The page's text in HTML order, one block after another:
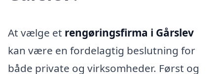
At vælge et rengøringsfirma i Gårslev
kan være en fordelagtig beslutning for
både private og virksomheder. Først og